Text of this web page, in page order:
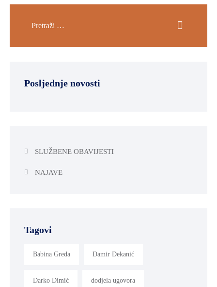
Posljednje novosti
SLUŽBENE OBAVIJESTI
NAJAVE
Tagovi
Babina Greda Damir Dekanić
Darko Dimić dodjela ugovora